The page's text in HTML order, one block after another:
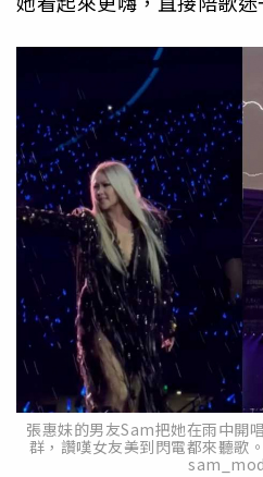
張惠妹的男友Sam把她在雨中開
群，讚嘆女友美到閃電都來聽